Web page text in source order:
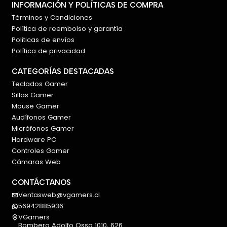
portabilidad lo convierte en una excelente opción
para:
Gaming.
Música.
Home Office.
Reuniones.
Fiestas.
Viajes.
Uso doméstico.
Actividades al aire libre.
✨ Características destacadas
Potencia de 40W.
Tecnología True Wireless Stereo (TWS).
Iluminación RGB dinámica.
Pantalla digital con reloj.
Entrada AUX.
INFORMACIÓN Y POLÍTICAS DE COMPRA
Términos y Condiciones
Política de reembolso y garantía
Politicas de envíos
Política de privacidad
CATEGORÍAS DESTACADAS
Teclados Gamer
Sillas Gamer
Mouse Gamer
Audífonos Gamer
Micrófonos Gamer
Hardware PC
Controles Gamer
Cámaras Web
CONTÁCTANOS
Ventasweb@vgamers.cl
56942885936
VGamers